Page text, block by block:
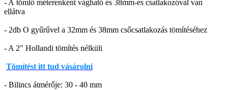
- A tömlő méterenként vágható és 38mm-es csatlakozóval van
ellátva
- 2db O gyűrűvel a 32mm és 38mm csőcsatlakozás tömítéséhez
- A 2" Hollandi tömítés nélküli
Tömítést itt tud vásárolni
- Bilincs átmérője: 30 - 40 mm